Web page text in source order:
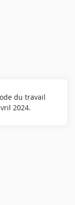
du travail
2024.